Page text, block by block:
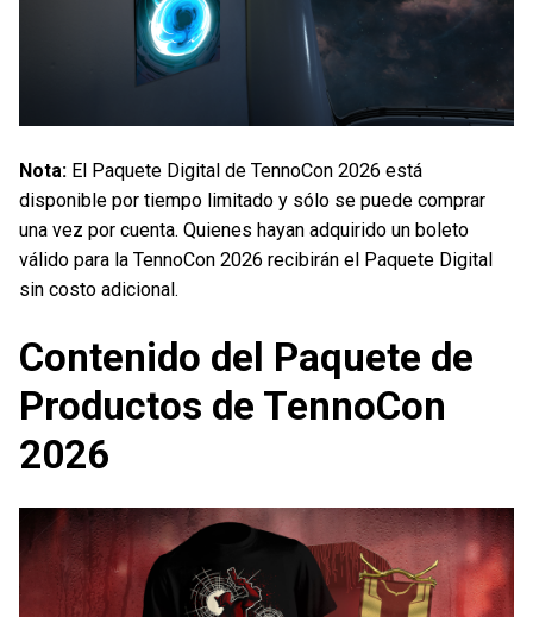
Nota: El Paquete Digital de TennoCon 2026 está
disponible por tiempo limitado y sólo se puede comprar
una vez por cuenta. Quienes hayan adquirido un boleto
válido para la TennoCon 2026 recibirán el Paquete Digital
sin costo adicional.
Contenido del Paquete de
Productos de TennoCon
2026